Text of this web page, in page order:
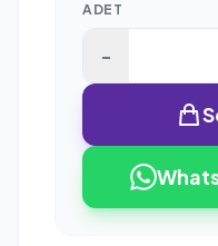
ADET
-